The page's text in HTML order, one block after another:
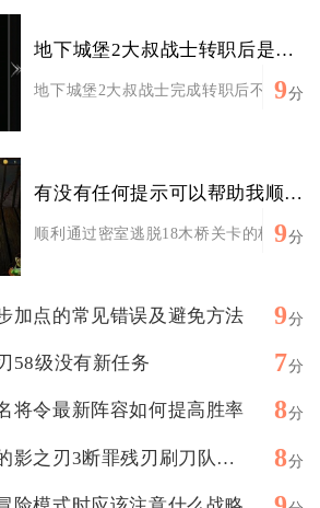
地下城堡2大叔战士转职后是否需要重新加点
地下城堡2大叔战士完成转职后不需要
9分
有没有任何提示可以帮助我顺利通过密室逃脱18木桥
顺利通过密室逃脱18木桥关卡的核心是
9分
加点的常见错误及避免方法 9分
58级没有新任务 7分
将令最新阵容如何提高胜率 8分
有没有推荐的影之刃3断罪残刃刷刀队伍搭配 8分